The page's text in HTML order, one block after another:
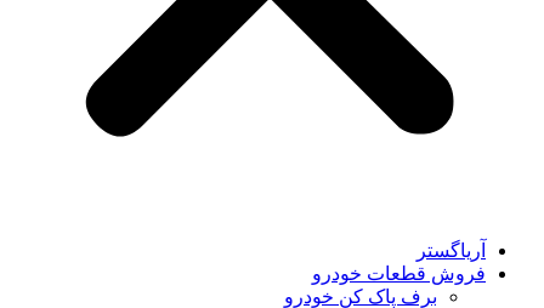
آریاگستر
فروش قطعات خودرو
برف پاک کن خودرو